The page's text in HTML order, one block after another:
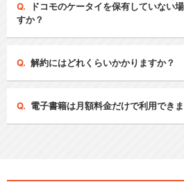
ドコモのケータイを保有していない
すか？
解約にはどれくらいかかりますか？
電子書籍は月額料金だけで利用でき